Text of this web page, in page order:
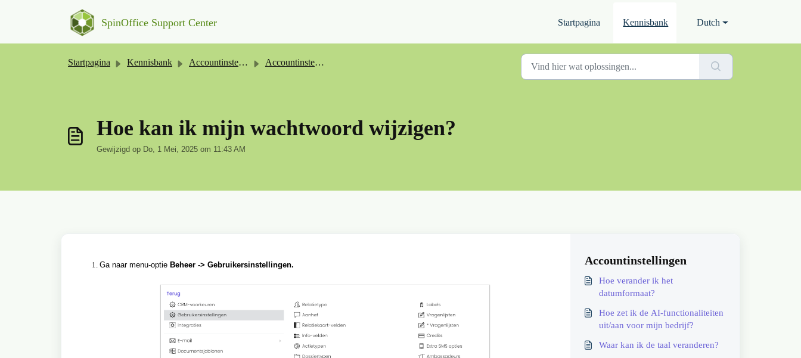
SpinOffice Support Center Startpagina Kennisbank Dutch
Startpagina Kennisbank Accountinstellingen Accountinstellingen
Hoe kan ik mijn wachtwoord wijzigen?
Gewijzigd op Do, 1 Mei, 2025 om 11:43 AM
Ga naar menu-optie Beheer -> Gebruikersinstellingen. Accountinstellingen
Hoe verander ik het
datumformaat?
Hoe zet ik de AI-functionaliteiten
uit/aan voor mijn bedrijf?
Waar kan ik de taal veranderen?